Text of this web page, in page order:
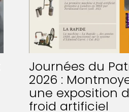
Journées du
2026 :
une exposition
froid artificiel